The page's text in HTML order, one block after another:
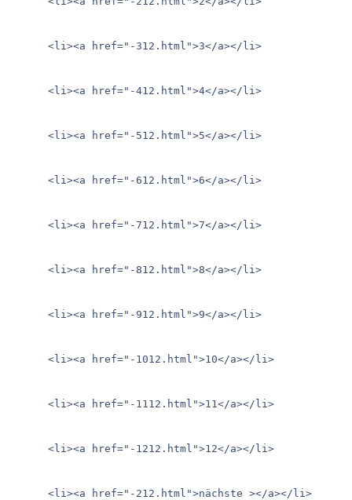
      <li><a href="-312.html">3</a></li>
      <li><a href="-412.html">4</a></li>
      <li><a href="-512.html">5</a></li>
      <li><a href="-612.html">6</a></li>
      <li><a href="-712.html">7</a></li>
      <li><a href="-812.html">8</a></li>
      <li><a href="-912.html">9</a></li>
      <li><a href="-1012.html">10</a></li>
      <li><a href="-1112.html">11</a></li>
      <li><a href="-1212.html">12</a></li>
      <li><a href="-212.html">nächste ></a></li>